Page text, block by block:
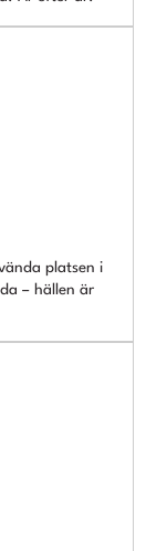
platsen i
– hällen är